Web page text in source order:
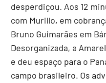
desperdiçou. Aos 12
com Murillo, em
Bruno Guimarães em
Desorganizada, a
e deu espaço para o
campo brasileiro. Os